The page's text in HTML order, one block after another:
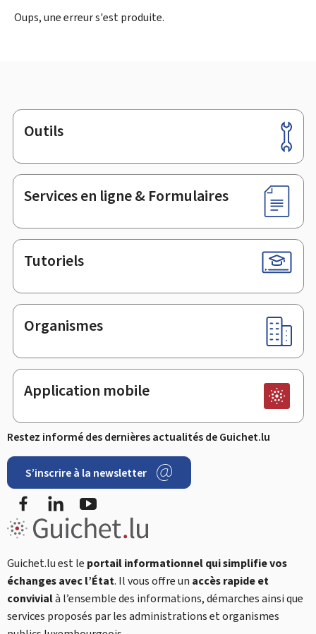
Oups, une erreur s'est produite.
Pied
de
page
Outils
Services en ligne & Formulaires
Tutoriels
Organismes
Application mobile
Restez informé des dernières actualités de Guichet.lu
S’inscrire à la newsletter
FacebookLinkedIn
Guichet.lu est le portail informationnel qui simplifie vos
échanges avec l’État. Il vous offre un accès rapide et
convivialà l’ensemble des informations, démarches ainsi que
services proposés par les administrations et organismes